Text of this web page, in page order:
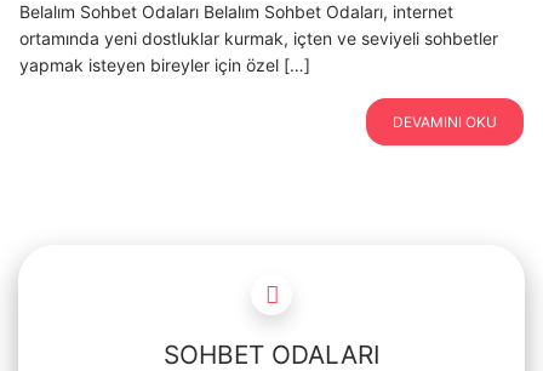
Belalım Sohbet Odaları Belalım Sohbet Odaları, internet
ortamında yeni dostluklar kurmak, içten ve seviyeli sohbetler
yapmak isteyen bireyler için özel […]
DEVAMINI OKU
SOHBET ODALARI